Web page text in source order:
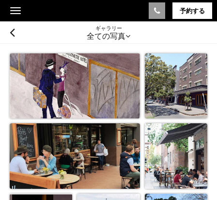
Toggle
navigation
予約する
ギャラリー
全ての写真